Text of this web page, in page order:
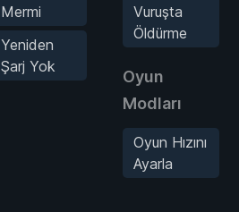
Mermi
Yeniden
Şarj Yok
Vuruşta
Öldürme
Oyun
Modları
Oyun Hızını
Ayarla